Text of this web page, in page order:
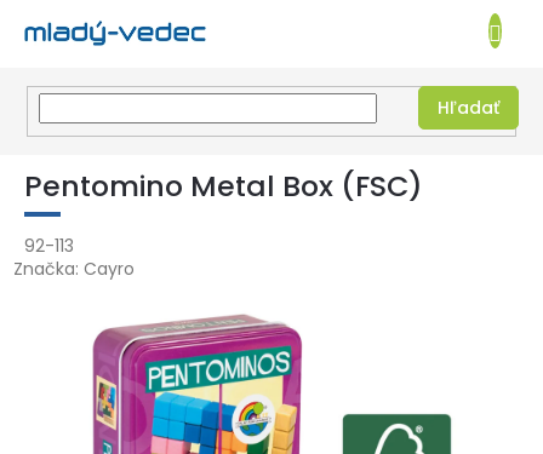
Prejsť
obsah
EUR
Hľadať
KOŠÍK
Pentomino Metal Box (FSC)
92-113
Značka: Cayro